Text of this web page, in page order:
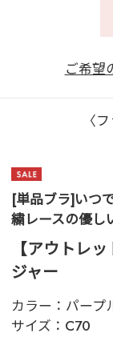
ご希望
〈
[単品ブラ]いつ
繍レースの優し
【アウトレ
ジャー
カラー： パープ
サイズ： C70